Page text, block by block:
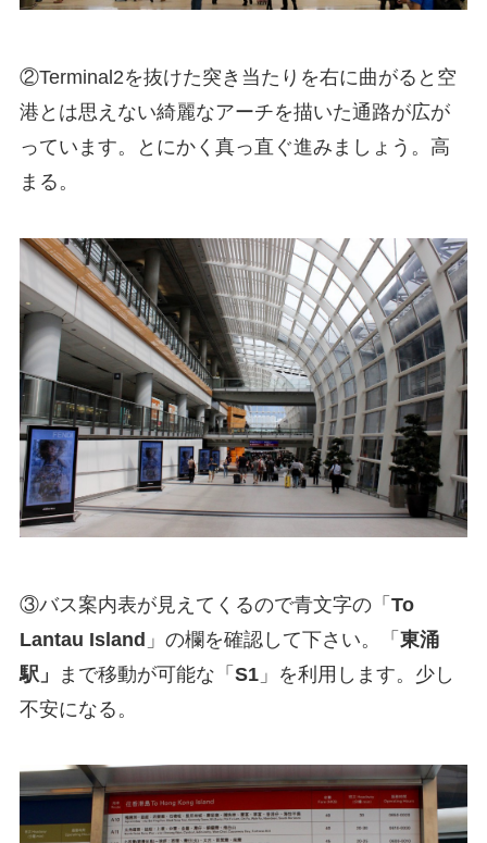
②Terminal2を抜けた突き当たりを右に曲がると空
港とは思えない綺麗なアーチを描いた通路が広が
っています。とにかく真っ直ぐ進みましょう。高
まる。
③バス案内表が見えてくるので青文字の「 To
Lantau Island 」の欄を確認して下さい。「 東涌
駅」
まで移動が可能な「 S1」を利用します。少し
不安になる。